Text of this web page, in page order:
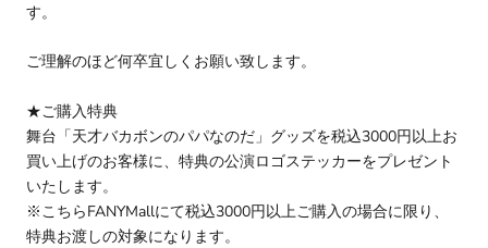
す。
ご理解のほど何卒宜しくお願い致します。
★ご購入特典
舞台「天才バカボンのパパなのだ」グッズを税込3000円以上お
買い上げのお客様に、特典の公演ロゴステッカーをプレゼント
いたします。
※こちらFANYMallにて税込3000円以上ご購入の場合に限り、
特典お渡しの対象になります。